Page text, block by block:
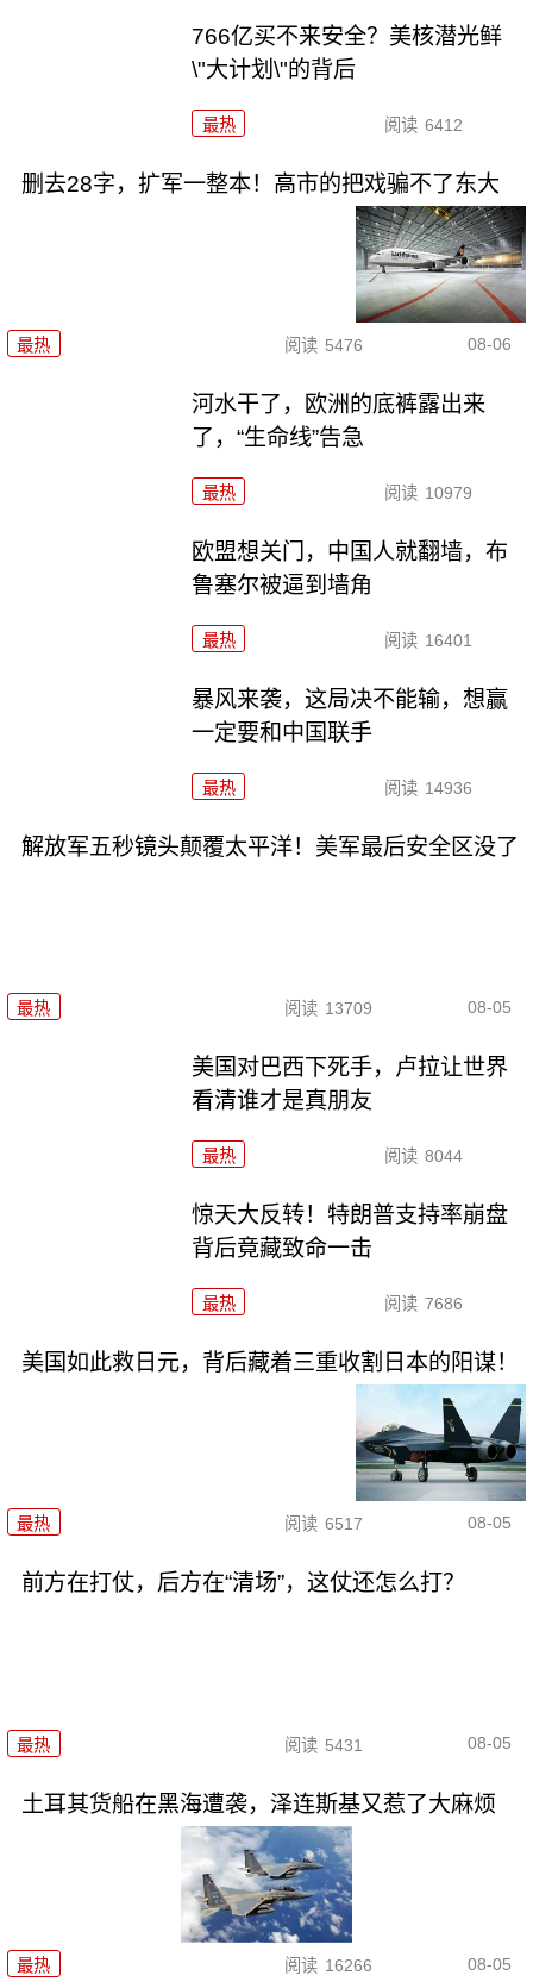
766亿买不来安全？美核潜光鲜
\"大计划\"的背后
最热 阅读 6412
删去28字，扩军一整本！高市的把戏骗不了东大
最热 阅读 5476 08-06
河水干了，欧洲的底裤露出来
了，“生命线”告急
最热 阅读 10979
欧盟想关门，中国人就翻墙，布
鲁塞尔被逼到墙角
最热 阅读 16401
暴风来袭，这局决不能输，想赢
一定要和中国联手
最热 阅读 14936
解放军五秒镜头颠覆太平洋！美军最后安全区没了
最热 阅读 13709 08-05
美国对巴西下死手，卢拉让世界
看清谁才是真朋友
最热 阅读 8044
惊天大反转！特朗普支持率崩盘
背后竟藏致命一击
最热 阅读 7686
美国如此救日元，背后藏着三重收割日本的阳谋！
最热 阅读 6517 08-05
前方在打仗，后方在“清场”，这仗还怎么打？
最热 阅读 5431 08-05
土耳其货船在黑海遭袭，泽连斯基又惹了大麻烦
最热 阅读 16266 08-05